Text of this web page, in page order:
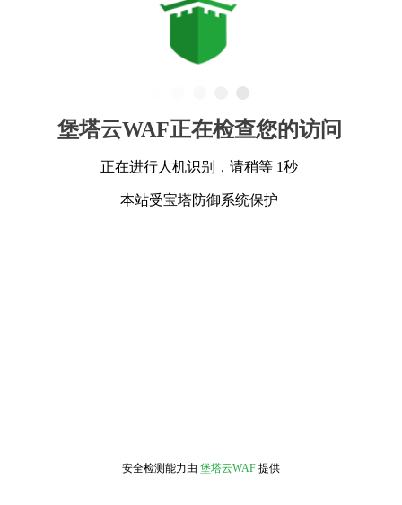
堡塔云WAF正在检查您的访问
正在进行人机识别，请稍等 1秒
本站受宝塔防御系统保护
安全检测能力由 堡塔云WAF 提供